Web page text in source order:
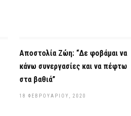
Αποστολία Ζώη: “Δε φοβάμαι να
κάνω συνεργασίες και να πέφτω
στα βαθιά”
18 ΦΕΒΡΟΥΑΡΊΟΥ, 2020